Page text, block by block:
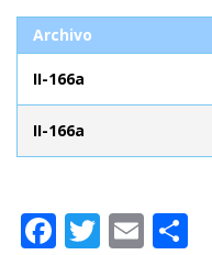
Archivo
II-166a
II-166a
Facebook
Twitter
Email